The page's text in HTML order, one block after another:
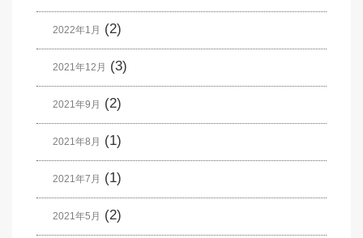
2022年1月 (2)
2021年12月 (3)
2021年9月 (2)
2021年8月 (1)
2021年7月 (1)
2021年5月 (2)